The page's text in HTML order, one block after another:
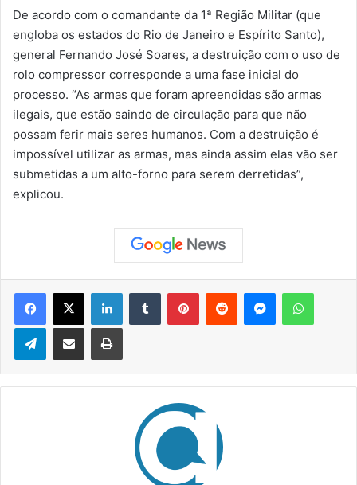
De acordo com o comandante da 1ª Região Militar (que
engloba os estados do Rio de Janeiro e Espírito Santo),
general Fernando José Soares, a destruição com o uso de
rolo compressor corresponde a uma fase inicial do
processo. “As armas que foram apreendidas são armas
ilegais, que estão saindo de circulação para que não
possam ferir mais seres humanos. Com a destruição é
impossível utilizar as armas, mas ainda assim elas vão ser
submetidas a um alto-forno para serem derretidas”,
explicou.
Telegram